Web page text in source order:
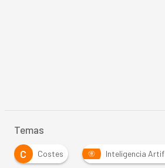
Temas
C
Costes Inteligencia